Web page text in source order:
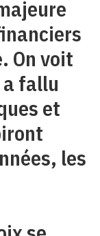
On voit
a fallu
et
les